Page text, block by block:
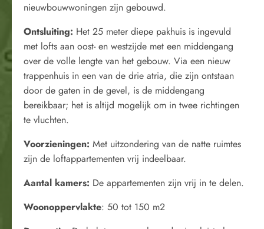
nieuwbouwwoningen zijn gebouwd.
Ontsluiting: Het 25 meter diepe pakhuis is ingevuld
met lofts aan oost- en westzijde met een middengang
over de volle lengte van het gebouw. Via een nieuw
trappenhuis in een van de drie atria, die zijn ontstaan
door de gaten in de gevel, is de middengang
bereikbaar; het is altijd mogelijk om in twee richtingen
te vluchten.
Voorzieningen: Met uitzondering van de natte ruimtes
zijn de loftappartementen vrij indeelbaar.
Aantal kamers: De appartementen zijn vrij in te delen.
Woonoppervlakte: 50 tot 150 m2